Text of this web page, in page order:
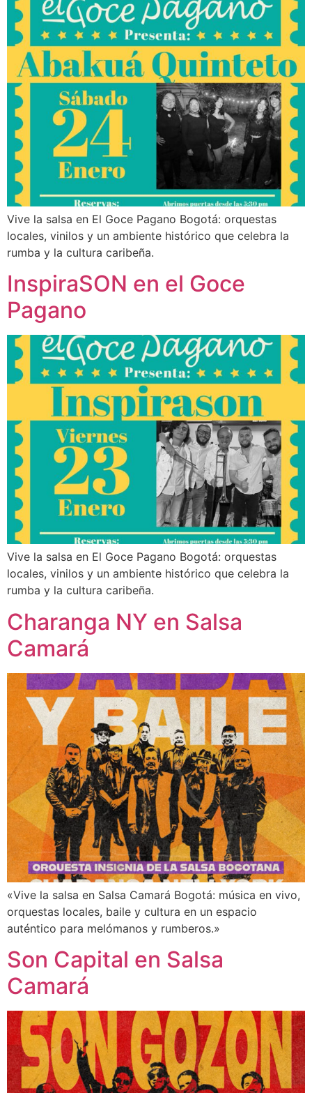
Vive la salsa en El Goce Pagano Bogotá: orquestas
locales, vinilos y un ambiente histórico que celebra la
rumba y la cultura caribeña.
InspiraSON en el Goce
Pagano
Vive la salsa en El Goce Pagano Bogotá: orquestas
locales, vinilos y un ambiente histórico que celebra la
rumba y la cultura caribeña.
Charanga NY en Salsa
Camará
«Vive la salsa en Salsa Camará Bogotá: música en vivo,
orquestas locales, baile y cultura en un espacio
auténtico para melómanos y rumberos.»
Son Capital en Salsa
Camará